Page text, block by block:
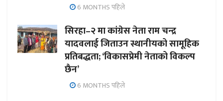
6 MONTHS पहिले
सिरहा–२ मा कांग्रेस नेता राम चन्द्र
यादवलाई जिताउन स्थानीयको सामूहिक
प्रतिबद्धता; ‘विकासप्रेमी नेताको विकल्प
छैन’
6 MONTHS पहिले